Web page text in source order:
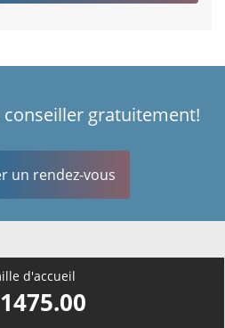
conseiller gratuitement!
un rendez-vous
d'accueil